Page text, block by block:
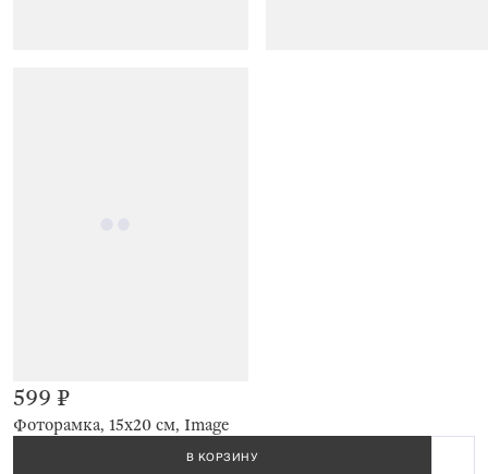
Фоторамка, 15х20 см, Image
599 ₽
В КОРЗИНУ